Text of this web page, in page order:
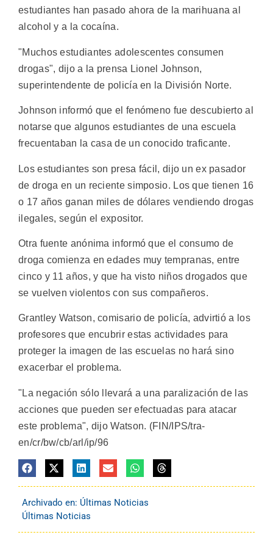
estudiantes han pasado ahora de la marihuana al
alcohol y a la cocaína.
"Muchos estudiantes adolescentes consumen
drogas", dijo a la prensa Lionel Johnson,
superintendente de policía en la División Norte.
Johnson informó que el fenómeno fue descubierto al
notarse que algunos estudiantes de una escuela
frecuentaban la casa de un conocido traficante.
Los estudiantes son presa fácil, dijo un ex pasador
de droga en un reciente simposio. Los que tienen 16
o 17 años ganan miles de dólares vendiendo drogas
ilegales, según el expositor.
Otra fuente anónima informó que el consumo de
droga comienza en edades muy tempranas, entre
cinco y 11 años, y que ha visto niños drogados que
se vuelven violentos con sus compañeros.
Grantley Watson, comisario de policía, advirtió a los
profesores que encubrir estas actividades para
proteger la imagen de las escuelas no hará sino
exacerbar el problema.
"La negación sólo llevará a una paralización de las
acciones que pueden ser efectuadas para atacar
este problema", dijo Watson. (FIN/IPS/tra-
en/cr/bw/cb/arl/ip/96
Archivado en: Últimas Noticias
Últimas Noticias